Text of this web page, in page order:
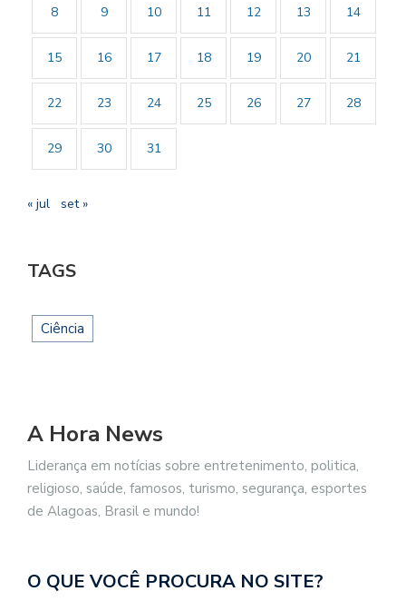
8 9 10 11 12 13 14
15 16 17 18 19 20 21
22 23 24 25 26 27 28
29 30 31
« jul set »
TAGS
Ciência
A Hora News
Liderança em notícias sobre entretenimento, politica,
religioso, saúde, famosos, turismo, segurança, esportes
de Alagoas, Brasil e mundo!
O QUE VOCÊ PROCURA NO SITE?